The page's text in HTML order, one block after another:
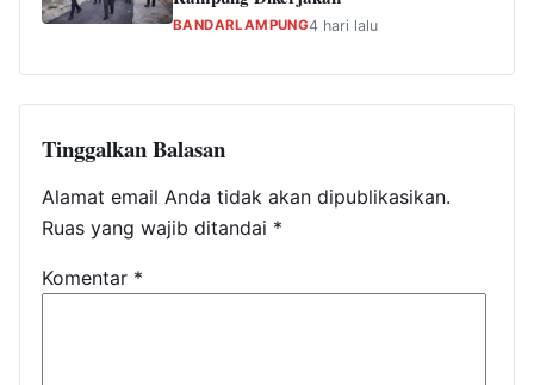
BANDARLAMPUNG4 hari lalu
Tinggalkan Balasan
Alamat email Anda tidak akan dipublikasikan.
Ruas yang wajib ditandai *
Komentar *